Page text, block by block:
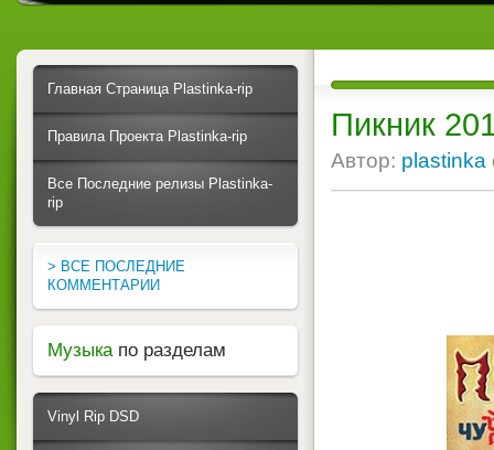
Пикник
Автор: plastinka
Главная Страница Plastinka-rip
Правила Проекта Plastinka-rip
Все Последние релизы Plastinka-
rip
> ВСЕ ПОСЛЕДНИЕ
КОММЕНТАРИИ
Музыка по разделам
Vinyl Rip DSD